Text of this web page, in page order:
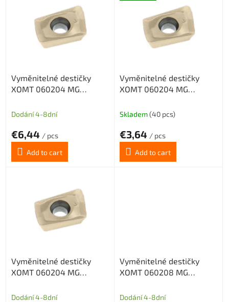
Vyměnitelné destičky
XOMT 060204 MG
Dodání 4-8dní
€6,44 / pcs
Add to cart
Vyměnitelné destičky
XOMT 060204 MG
Skladem(40 pcs)
€3,64 / pcs
Add to cart
Vyměnitelné destičky
XOMT 060204 MG
Dodání 4-8dní
Vyměnitelné destičky
XOMT 060208 MG
Dodání 4-8dní